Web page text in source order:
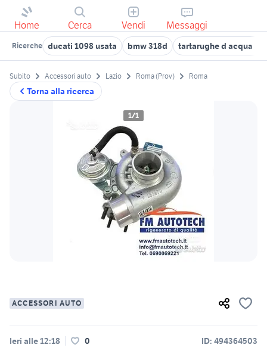
Home Cerca Vendi Messaggi
Ricerche ducati 1098 usata bmw 318d tartarughe d acqua
Torna alla ricerca
Subito Accessori auto Lazio Roma (Prov) Roma
1/1
ACCESSORI AUTO
Ieri alle 12:18 0 ID: 494364503